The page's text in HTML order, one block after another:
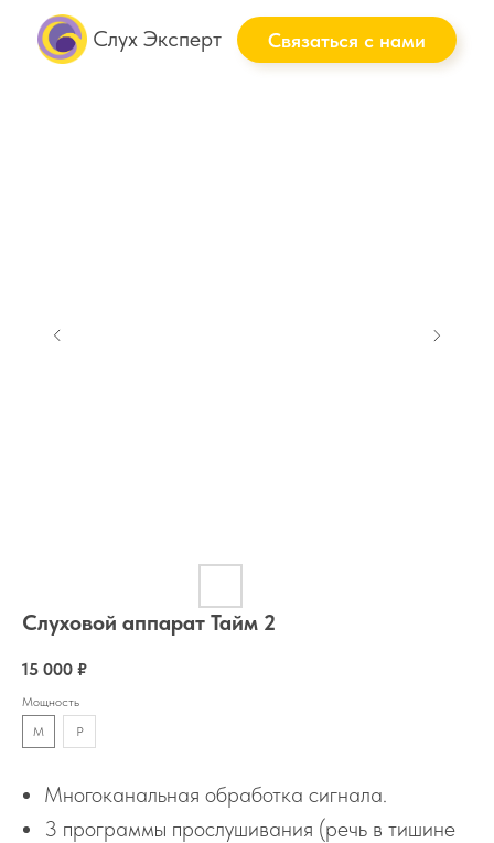
Связаться с нами
Слух Эксперт
Слуховой аппарат Тайм 2
15 000 ₽
Мощность
M
P
Многоканальная обработка сигнала.
3 программы прослушивания (речь в тишине